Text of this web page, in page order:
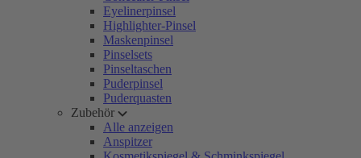
Eyelinerpinsel
Highlighter-Pinsel
Maskenpinsel
Pinselsets
Pinseltaschen
Puderpinsel
Puderquasten
Zubehör
Alle anzeigen
Anspitzer